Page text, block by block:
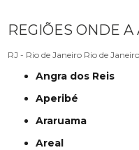
REGIÕES ONDE A
RJ - Rio de Janeiro Rio de Janeiro
Angra dos Reis
Aperibé
Araruama
Areal